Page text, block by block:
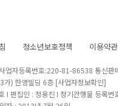
청소년보호정책 이용약관
업자등록번호:220-81-86538 통신
가) 한영빌딩 6층 [사업자정보확인]
I 편집인 : 정용진 I 정기간행물 등록